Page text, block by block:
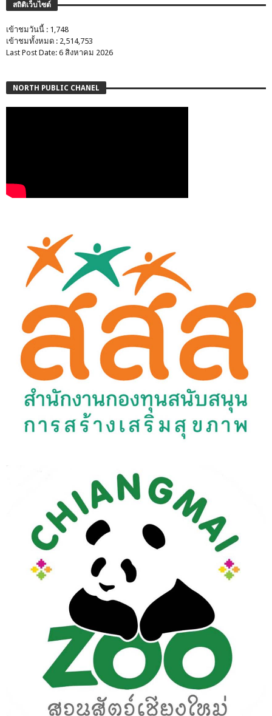
สถิติเว็บไซต์
เข้าชมวันนี้ : 1,748
เข้าชมทั้งหมด : 2,514,753
Last Post Date: 6 สิงหาคม 2026
NORTH PUBLIC CHANEL